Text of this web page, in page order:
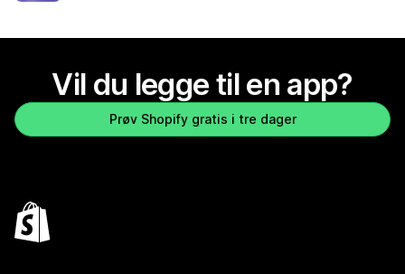
Vil du legge til en app?
Prøv Shopify gratis i tre dager